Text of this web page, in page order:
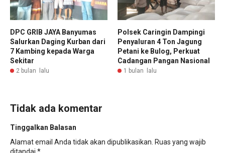
DPC GRIB JAYA Banyumas
Salurkan Daging Kurban dari
7 Kambing kepada Warga
Sekitar
2 bulan lalu
Polsek Caringin Dampingi
Penyaluran 4 Ton Jagung
Petani ke Bulog, Perkuat
Cadangan Pangan Nasional
1 bulan lalu
Tidak ada komentar
Tinggalkan Balasan
Alamat email Anda tidak akan dipublikasikan. Ruas yang wajib